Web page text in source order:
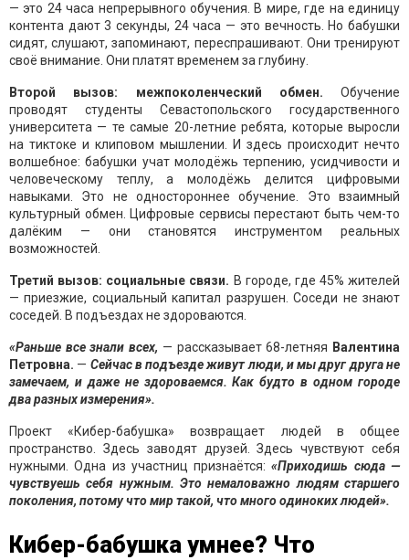
— это 24 часа непрерывного обучения. В мире, где на единицу
контента дают 3 секунды, 24 часа — это вечность. Но бабушки
сидят, слушают, запоминают, переспрашивают. Они тренируют
своё внимание. Они платят временем за глубину.
Второй вызов: межпоколенческий обмен. Обучение
проводят студенты Севастопольского государственного
университета — те самые 20-летние ребята, которые выросли
на тиктоке и клиповом мышлении. И здесь происходит нечто
волшебное: бабушки учат молодёжь терпению, усидчивости и
человеческому теплу, а молодёжь делится цифровыми
навыками. Это не одностороннее обучение. Это взаимный
культурный обмен. Цифровые сервисы перестают быть чем-то
далёким — они становятся инструментом реальных
возможностей.
Третий вызов: социальные связи. В городе, где 45% жителей
— приезжие, социальный капитал разрушен. Соседи не знают
соседей. В подъездах не здороваются.
«Раньше все знали всех, — рассказывает 68-летняя Валентина
Петровна. — Сейчас в подъезде живут люди, и мы друг друга не
замечаем, и даже не здороваемся. Как будто в одном городе
два разных измерения».
Проект «Кибер-бабушка» возвращает людей в общее
пространство. Здесь заводят друзей. Здесь чувствуют себя
нужными. Одна из участниц признаётся:«Приходишь сюда —
чувствуешь себя нужным. Это немаловажно людям старшего
поколения, потому что мир такой, что много одиноких людей».
Кибер-бабушка умнее? Что